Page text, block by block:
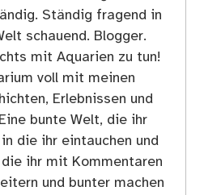
Ständig fragend in
schauend. Blogger.
mit Aquarien zu tun!
voll mit meinen
Erlebnissen und
bunte Welt, die ihr
die ihr eintauchen und
ihr mit Kommentaren
und bunter machen